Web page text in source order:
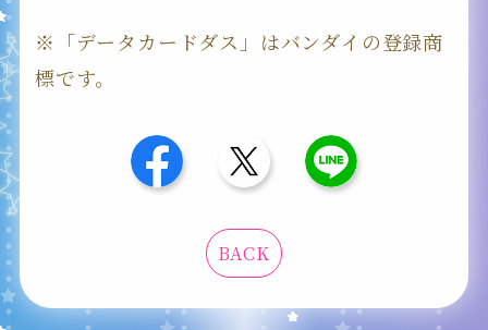
※「データカードダス」はバンダイの登録商
標です。
BACK